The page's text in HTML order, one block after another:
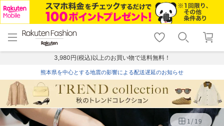
menu home
トップ
shopping_cart lock_outline
ログイン
3,980円(税込)以上のお買い物で送料無料！
熊本県を中心とする地震の影響による配送遅延のお知らせ
1/19